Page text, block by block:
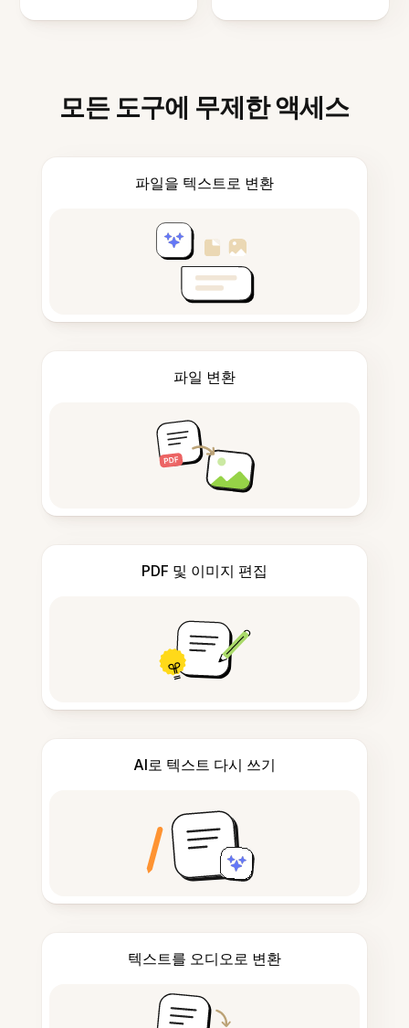
모든 도구에 무제한 액세스
파일을 텍스트로 변환
파일 변환
PDF 및 이미지 편집
AI로 텍스트 다시 쓰기
텍스트를 오디오로 변환